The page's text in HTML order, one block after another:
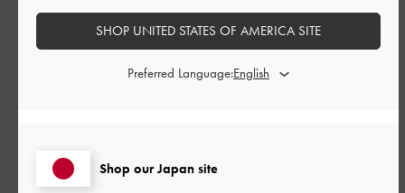
靴擦れしなくて歩きやすいです
品質 Shop our Japan site
SHOP UNITED STATES OF AMERICA SITE
Preferred Language: